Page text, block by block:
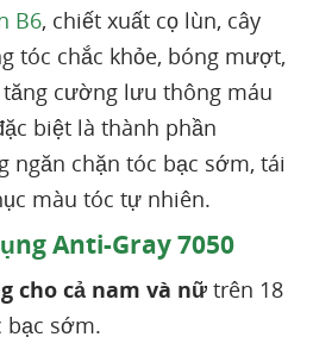
B6, chiết xuất cọ lùn, cây
tóc chắc khỏe, bóng mượt,
cường lưu thông máu
biệt là thành phần
ngăn chặn tóc bạc sớm, tái
màu tóc tự nhiên.
Anti-Gray 7050
cho cả nam và nữ trên 18
bạc sớm.